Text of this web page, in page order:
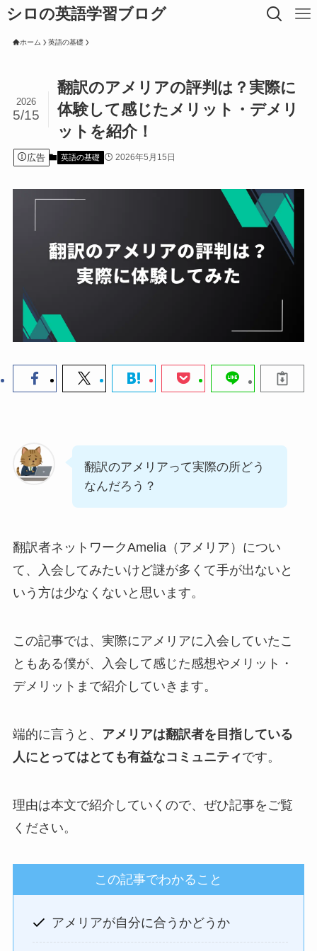
シロの英語学習ブログ
ホーム 英語の基礎
翻訳のアメリアの評判は？実際に
体験して感じたメリット・デメリ
ットを紹介！
2026
5/15
広告 英語の基礎 2026年5月15日
翻訳のアメリアって実際の所どう
なんだろう？
翻訳者ネットワークAmelia（アメリア）につい
て、入会してみたいけど謎が多くて手が出ないと
いう方は少なくないと思います。
この記事では、実際にアメリアに入会していたこ
ともある僕が、入会して感じた感想やメリット・
デメリットまで紹介していきます。
端的に言うと、 アメリアは翻訳者を目指している
人にとってはとても有益なコミュニティです。
理由は本文で紹介していくので、ぜひ記事をご覧
ください。
この記事でわかること
アメリアが自分に合うかどうか